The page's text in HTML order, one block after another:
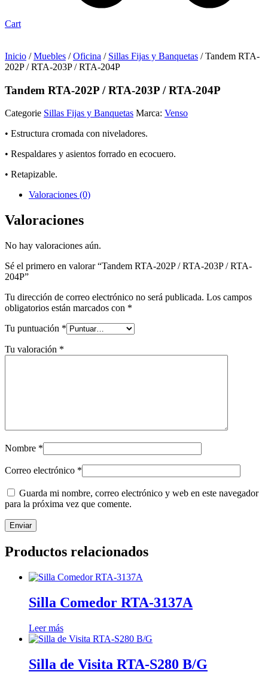
Cart
Inicio /Muebles /Oficina / Sillas Fijas y Banquetas / Tandem RTA-
202P / RTA-203P / RTA-204P
Tandem RTA-202P / RTA-203P / RTA-204P
Categorie Sillas Fijas y Banquetas Marca: Venso
• Estructura cromada con niveladores.
• Respaldares y asientos forrado en ecocuero.
• Retapizable.
Valoraciones (0)
Valoraciones
No hay valoraciones aún.
Sé el primero en valorar “Tandem RTA-202P / RTA-203P / RTA-
204P”
Tu dirección de correo electrónico no será publicada. Los campos
obligatorios están marcados con *
Tu puntuación *
Tu valoración *
Nombre *
Correo electrónico *
Guarda mi nombre, correo electrónico y web en este navegador
para la próxima vez que comente.
Productos relacionados
Silla Comedor RTA-3137A
Leer más
Silla de Visita RTA-S280 B/G